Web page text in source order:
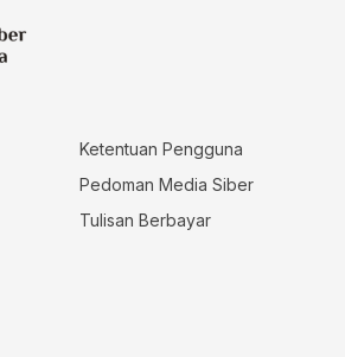
Ketentuan Pengguna
Pedoman Media Siber
Tulisan Berbayar